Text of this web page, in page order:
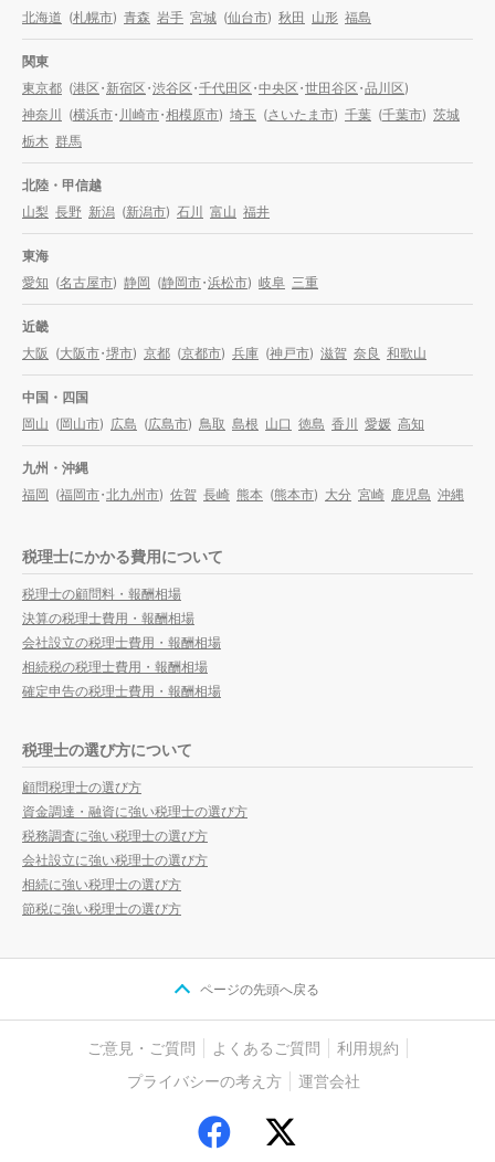
北海道 (札幌市) 青森 岩手 宮城 (仙台市) 秋田 山形 福島
関東
東京都 (港区・新宿区・渋谷区・千代田区・中央区・世田谷区・品川区)
神奈川 (横浜市・川崎市・相模原市) 埼玉 (さいたま市) 千葉 (千葉市) 茨城
栃木 群馬
北陸・甲信越
山梨 長野 新潟 (新潟市) 石川 富山 福井
東海
愛知 (名古屋市) 静岡 (静岡市・浜松市) 岐阜 三重
近畿
大阪 (大阪市・堺市) 京都 (京都市) 兵庫 (神戸市) 滋賀 奈良 和歌山
中国・四国
岡山 (岡山市) 広島 (広島市) 鳥取 島根 山口 徳島 香川 愛媛 高知
九州・沖縄
福岡 (福岡市・北九州市) 佐賀 長崎 熊本 (熊本市) 大分 宮崎 鹿児島 沖縄
税理士にかかる費用について
税理士の顧問料・報酬相場
決算の税理士費用・報酬相場
会社設立の税理士費用・報酬相場
相続税の税理士費用・報酬相場
確定申告の税理士費用・報酬相場
税理士の選び方について
顧問税理士の選び方
資金調達・融資に強い税理士の選び方
税務調査に強い税理士の選び方
会社設立に強い税理士の選び方
相続に強い税理士の選び方
節税に強い税理士の選び方
ページの先頭へ戻る
ご意見・ご質問 よくあるご質問
利用規約
プライバシーの考え方
運営会社